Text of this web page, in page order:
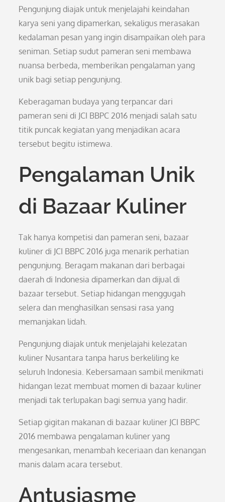
Pengunjung diajak untuk menjelajahi keindahan
karya seni yang dipamerkan, sekaligus merasakan
kedalaman pesan yang ingin disampaikan oleh para
seniman. Setiap sudut pameran seni membawa
nuansa berbeda, memberikan pengalaman yang
unik bagi setiap pengunjung.
Keberagaman budaya yang terpancar dari
pameran seni di JCI BBPC 2016 menjadi salah satu
titik puncak kegiatan yang menjadikan acara
tersebut begitu istimewa.
Pengalaman Unik
di Bazaar Kuliner
Tak hanya kompetisi dan pameran seni, bazaar
kuliner di JCI BBPC 2016 juga menarik perhatian
pengunjung. Beragam makanan dari berbagai
daerah di Indonesia dipamerkan dan dijual di
bazaar tersebut. Setiap hidangan menggugah
selera dan menghasilkan sensasi rasa yang
memanjakan lidah.
Pengunjung diajak untuk menjelajahi kelezatan
kuliner Nusantara tanpa harus berkeliling ke
seluruh Indonesia. Kebersamaan sambil menikmati
hidangan lezat membuat momen di bazaar kuliner
menjadi tak terlupakan bagi semua yang hadir.
Setiap gigitan makanan di bazaar kuliner JCI BBPC
2016 membawa pengalaman kuliner yang
mengesankan, menambah keceriaan dan kenangan
manis dalam acara tersebut.
Antusiasme